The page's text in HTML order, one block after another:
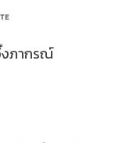
งภากรณ์